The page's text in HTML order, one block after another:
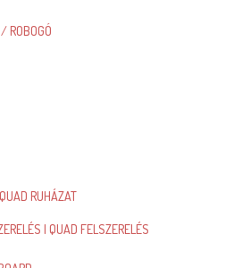
ROBOGÓ
RUHÁZAT
| QUAD FELSZERELÉS